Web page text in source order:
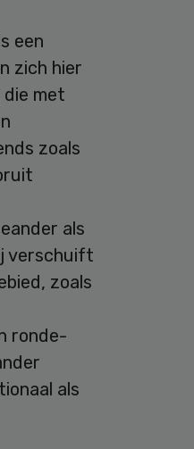
een
zich hier
met
zoals
als
verschuift
zoals
ronde-
als